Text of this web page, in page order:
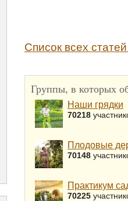
Список всех
Группы, в которых
Наши грядки
70218
Плодовые
70148
Практикум
70225